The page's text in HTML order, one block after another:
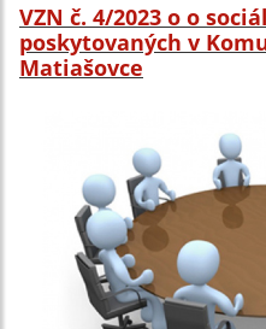
VZN č. 4/2023 o o
poskytovaných v
Matiašovce